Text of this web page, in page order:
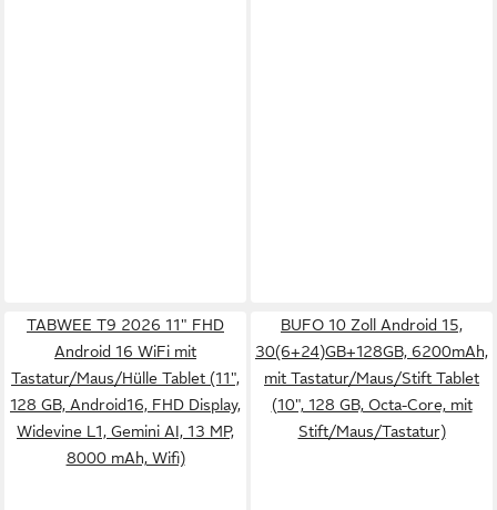
TABWEE T9 2026 11" FHD
Android 16 WiFi mit
Tastatur/Maus/Hülle Tablet (11",
128 GB, Android16, FHD Display,
Widevine L1, Gemini AI, 13 MP,
8000 mAh, Wifi)
BUFO 10 Zoll Android 15,
30(6+24)GB+128GB, 6200mAh,
mit Tastatur/Maus/Stift Tablet
(10", 128 GB, Octa-Core, mit
Stift/Maus/Tastatur)